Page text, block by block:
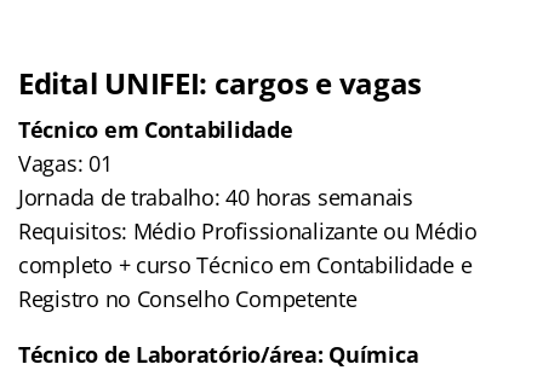
Edital UNIFEI: cargos e vagas
Técnico em Contabilidade
Vagas: 01
Jornada de trabalho: 40 horas semanais
Requisitos: Médio Profissionalizante ou Médio
completo + curso Técnico em Contabilidade e
Registro no Conselho Competente
Técnico de Laboratório/área: Química